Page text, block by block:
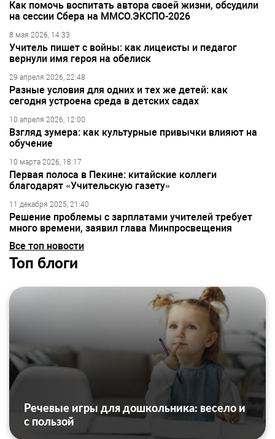
Как помочь воспитать автора своей жизни, обсудили
на сессии Сбера на ММСО.ЭКСПО-2026
8 мая 2026, 14:33
Учитель пишет с войны: как лицеисты и педагог
вернули имя героя на обелиск
29 апреля 2026, 22:48
Разные условия для одних и тех же детей: как
сегодня устроена среда в детских садах
10 апреля 2026, 12:00
Взгляд зумера: как культурные привычки влияют на
обучение
10 марта 2026, 18:17
Первая полоса в Пекине: китайские коллеги
благодарят «Учительскую газету»
11 декабря 2025, 21:40
Решение проблемы с зарплатами учителей требует
много времени, заявил глава Минпросвещения
Все топ новости
Топ блоги
Речевые игры для дошкольника: весело и
с пользой